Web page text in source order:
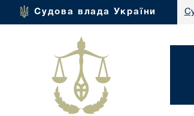
Судова влада України